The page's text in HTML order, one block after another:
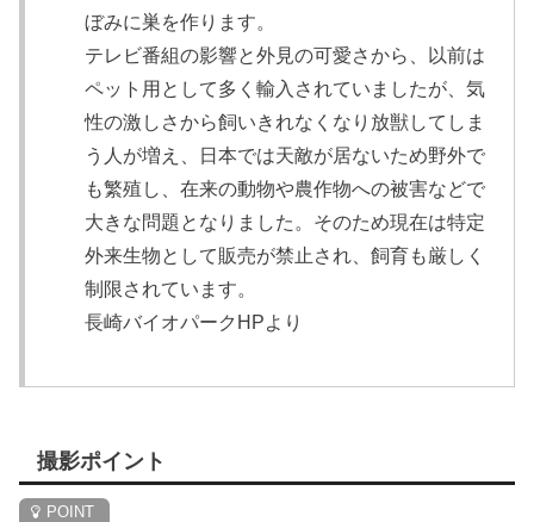
ぼみに巣を作ります。
テレビ番組の影響と外見の可愛さから、以前は
ペット用として多く輸入されていましたが、気
性の激しさから飼いきれなくなり放獣してしま
う人が増え、日本では天敵が居ないため野外で
も繁殖し、在来の動物や農作物への被害などで
大きな問題となりました。そのため現在は特定
外来生物として販売が禁止され、飼育も厳しく
制限されています。
長崎バイオパークHPより
撮影ポイント